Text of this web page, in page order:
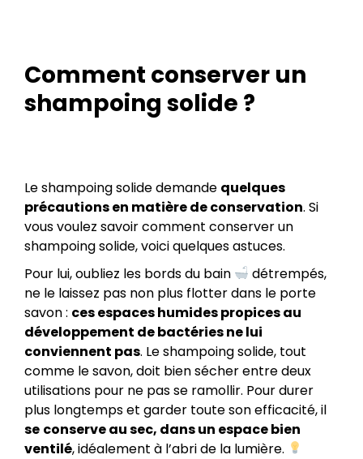
Comment conserver un
shampoing solide ?
Le shampoing solide demande quelques
précautions en matière de conservation. Si
vous voulez savoir comment conserver un
shampoing solide, voici quelques astuces.
Pour lui, oubliez les bords du bain
détrempés,
ne le laissez pas non plus flotter dans le porte
savon : ces espaces humides propices au
développement de bactéries ne lui
conviennent pas. Le shampoing solide, tout
comme le savon, doit bien sécher entre deux
utilisations pour ne pas se ramollir. Pour durer
plus longtemps et garder toute son efficacité, il
se conserve au sec, dans un espace bien
ventilé, idéalement à l’abri de la lumière.